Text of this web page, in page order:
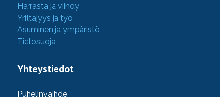
Harrasta ja viihdy
Yrittäjyys ja työ
Asuminen ja ympäristö
Tietosuoja
Yhteystiedot
Puhelinvaihde